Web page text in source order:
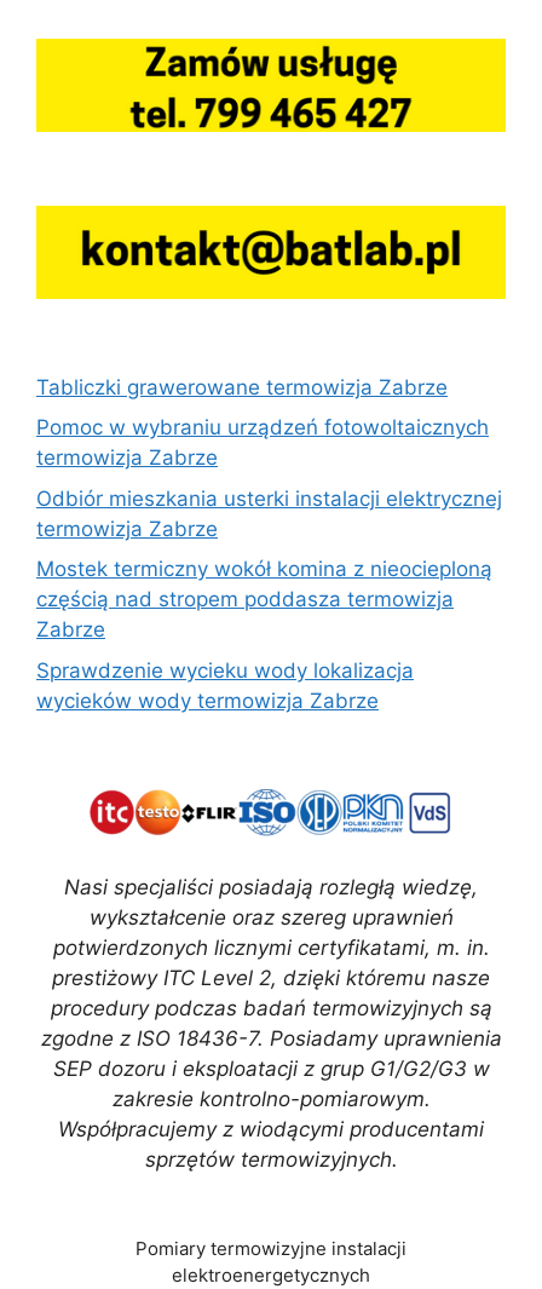
Tabliczki grawerowane termowizja Zabrze
Pomoc w wybraniu urządzeń fotowoltaicznych
termowizja Zabrze
Odbiór mieszkania usterki instalacji elektrycznej
termowizja Zabrze
Mostek termiczny wokół komina z nieocieploną
częścią nad stropem poddasza termowizja
Zabrze
Sprawdzenie wycieku wody lokalizacja
wycieków wody termowizja Zabrze
Nasi specjaliści posiadają rozległą wiedzę,
wykształcenie oraz szereg uprawnień
potwierdzonych licznymi certyfikatami, m. in.
prestiżowy ITC Level 2, dzięki któremu nasze
procedury podczas badań termowizyjnych są
zgodne z ISO 18436-7. Posiadamy uprawnienia
SEP dozoru i eksploatacji z grup G1/G2/G3 w
zakresie kontrolno-pomiarowym.
Współpracujemy z wiodącymi producentami
sprzętów termowizyjnych.
Pomiary termowizyjne instalacji
elektroenergetycznych